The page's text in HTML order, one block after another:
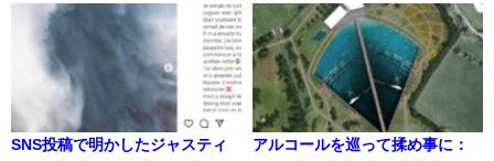
SNS投稿で明かしたジャスティ
アルコールを巡って揉め事に：